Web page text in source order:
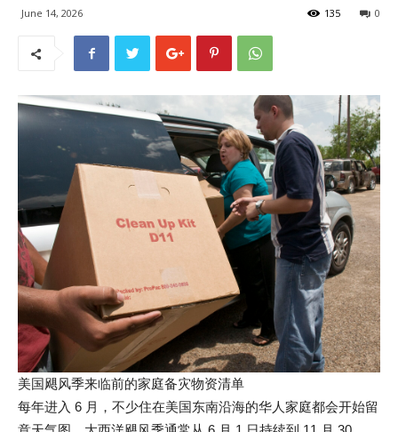
June 14, 2026 0
135
美国飓风季来临前的家庭备灾物资清单
每年进入 6 月，不少住在美国东南沿海的华人家庭都会开始留